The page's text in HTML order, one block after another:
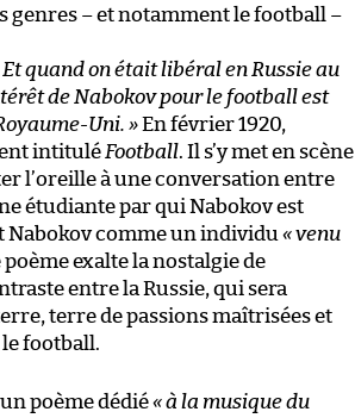
genres – et notamment le football –
quand on était libéral en Russie au
de Nabokov pour le football est
Uni. »En février 1920,
intitulé Football. Il s’y met en scène
l’oreille à une conversation entre
étudiante par qui Nabokov est
Nabokov comme un individu « venu
poème exalte la nostalgie de
entre la Russie, qui sera
terre de passions maîtrisées et
football.
un poème dédié« à la musique du